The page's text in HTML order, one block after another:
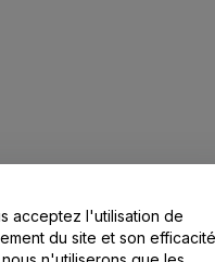
contacter
acceptez l'utilisation de
du site et son efficacité